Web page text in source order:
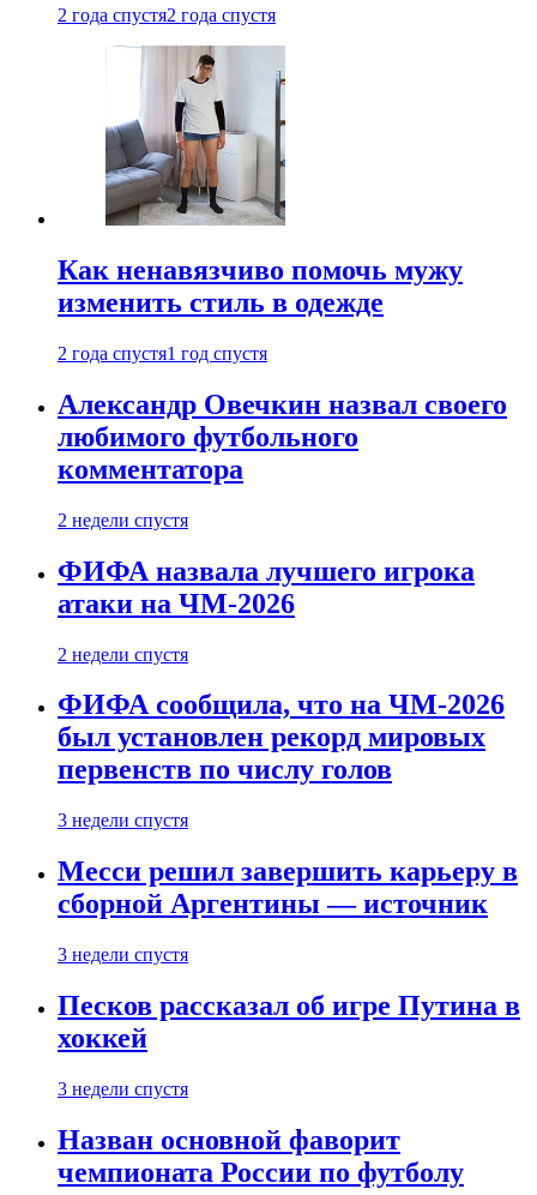
2 года спустя2 года спустя
Как ненавязчиво помочь мужу
изменить стиль в одежде
2 года спустя1 год спустя
Александр Овечкин назвал своего
любимого футбольного
комментатора
2 недели спустя
ФИФА назвала лучшего игрока
атаки на ЧМ-2026
2 недели спустя
ФИФА сообщила, что на ЧМ-2026
был установлен рекорд мировых
первенств по числу голов
3 недели спустя
Месси решил завершить карьеру в
сборной Аргентины — источник
3 недели спустя
Песков рассказал об игре Путина в
хоккей
3 недели спустя
Назван основной фаворит
чемпионата России по футболу